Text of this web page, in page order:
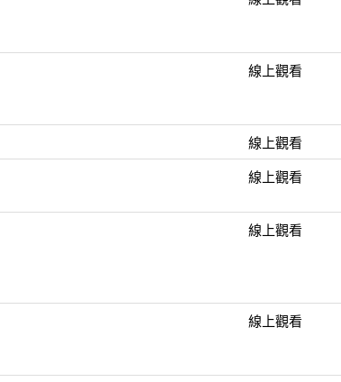
線上觀看
線上觀看
線上觀看
線上觀看
線上觀看